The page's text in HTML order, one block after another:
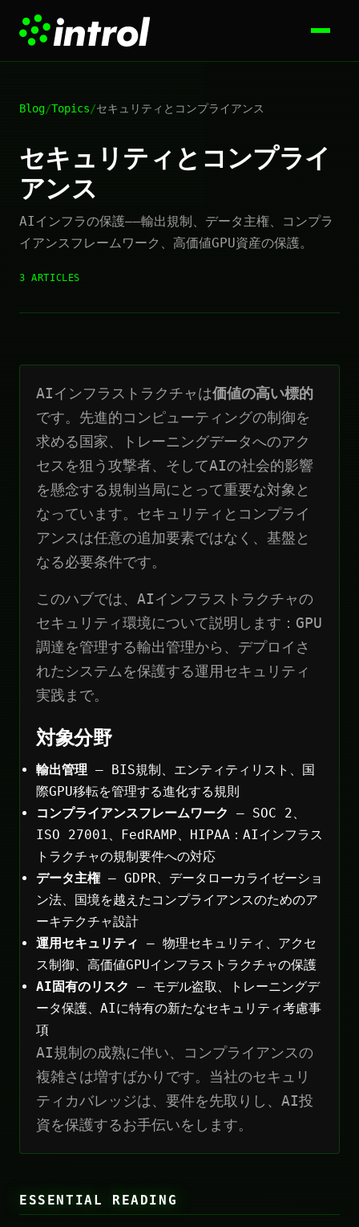
Blog/Topics/セキュリティとコンプライアンス
セキュリティとコンプライ
アンス
AIインフラの保護——輸出規制、データ主権、コンプラ
イアンスフレームワーク、高価値GPU資産の保護。
3 ARTICLES
AIインフラストラクチャは価値の高い標的
です。先進的コンピューティングの制御を
求める国家、トレーニングデータへのアク
セスを狙う攻撃者、そしてAIの社会的影響
を懸念する規制当局にとって重要な対象と
なっています。セキュリティとコンプライ
アンスは任意の追加要素ではなく、基盤と
なる必要条件です。
このハブでは、AIインフラストラクチャの
セキュリティ環境について説明します：GPU
調達を管理する輸出管理から、デプロイさ
れたシステムを保護する運用セキュリティ
実践まで。
対象分野
輸出管理 — BIS規制、エンティティリスト、国
際GPU移転を管理する進化する規則
コンプライアンスフレームワーク
— SOC 2、
ISO 27001、FedRAMP、HIPAA：AIインフラス
トラクチャの規制要件への対応
データ主権— GDPR、データローカライゼーショ
ン法、国境を越えたコンプライアンスのためのア
ーキテクチャ設計
運用セキュリティ
— 物理セキュリティ、アクセ
ス制御、高価値GPUインフラストラクチャの保護
AI固有のリスク
— モデル盗取、トレーニングデ
ータ保護、AIに特有の新たなセキュリティ考慮事
項
AI規制の成熟に伴い、コンプライアンスの
複雑さは増すばかりです。当社のセキュリ
ティカバレッジは、要件を先取りし、AI投
資を保護するお手伝いをします。
ESSENTIAL READING